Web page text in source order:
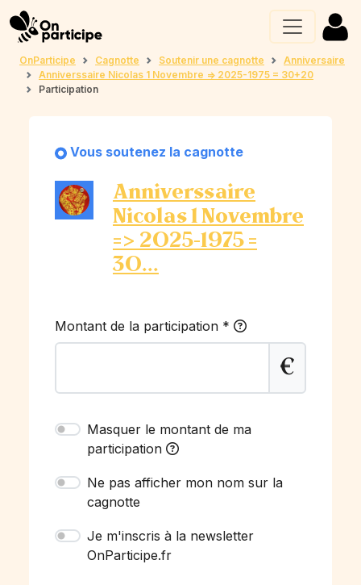
OnParticipe Cagnotte Soutenir une cagnotte
Anniversaire
Anniverssaire Nicolas 1 Novembre => 2025-1975 = 30+20
Participation
Vous soutenez la cagnotte
Anniverssaire
Nicolas 1 Novembre
=> 2025-1975 =
30...
Montant de la participation *
€
Masquer le montant de ma
participation
Ne pas afficher mon nom sur la
cagnotte
Je m'inscris à la newsletter
OnParticipe.fr